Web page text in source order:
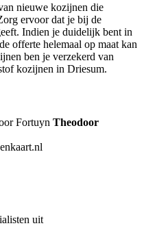
nieuwe kozijnen die
ervoor dat je bij de
Indien je duidelijk bent in
offerte helemaal op maat kan
ben je verzekerd van
kozijnen in Driesum.
Theodoor
uit